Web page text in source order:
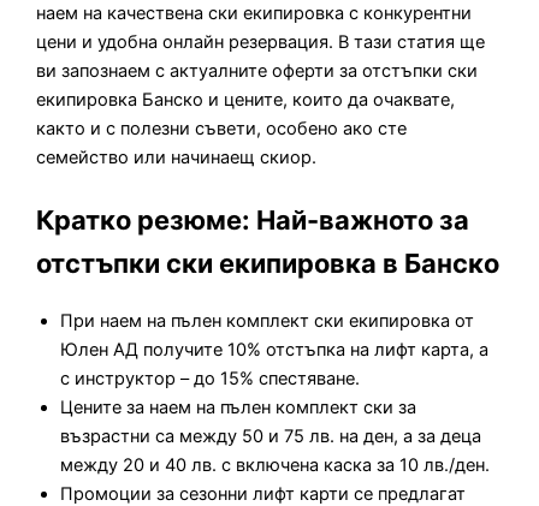
наем на качествена ски екипировка с конкурентни
цени и удобна онлайн резервация. В тази статия ще
ви запознаем с актуалните оферти за отстъпки ски
екипировка Банско и цените, които да очаквате,
както и с полезни съвети, особено ако сте
семейство или начинаещ скиор.
Кратко резюме: Най-важното за
отстъпки ски екипировка в Банско
При наем на пълен комплект ски екипировка от
Юлен АД получите 10% отстъпка на лифт карта, а
с инструктор – до 15% спестяване.
Цените за наем на пълен комплект ски за
възрастни са между 50 и 75 лв. на ден, а за деца
между 20 и 40 лв. с включена каска за 10 лв./ден.
Промоции за сезонни лифт карти се предлагат